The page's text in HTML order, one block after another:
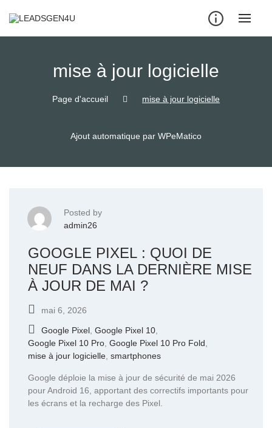
mise à jour logicielle
Page d'accueil mise à jour logicielle
Ajout automatique par WPeMatico
Posted by
admin26
GOOGLE PIXEL : QUOI DE
NEUF DANS LA DERNIÈRE MISE
À JOUR DE MAI ?
mai 6, 2026
Google Pixel Google Pixel 10
Google Pixel 10 Pro Google Pixel 10 Pro Fold
mise à jour logicielle smartphones
Google déploie la mise à jour de sécurité de mai 2026
pour Android 16, apportant des correctifs importants pour
les écrans et la recharge des Pixel.